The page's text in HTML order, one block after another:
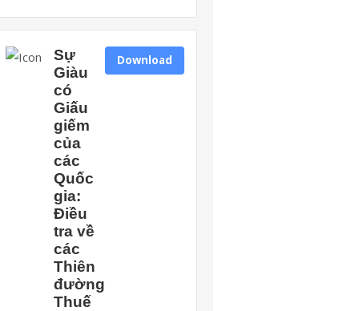
Sự
Giàu
có
Giấu
giếm
của
các
Quốc
gia:
Điều
tra về
các
Thiên
đường
Thuế
Download